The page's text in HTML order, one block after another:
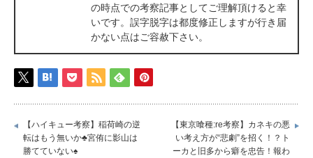
の時点での考察記事としてご理解頂けると幸
いです。誤字脱字は都度修正しますが行き届
かない点はご容赦下さい。
【ハイキュー考察】稲荷崎の逆
転はもう無いか♣宮侑に影山は
勝てていない♠
【東京喰種:re考察】カネキの悪
い考え方が“悲劇”を招く！？ト
ーカと旧多から癖を忠告！報わ